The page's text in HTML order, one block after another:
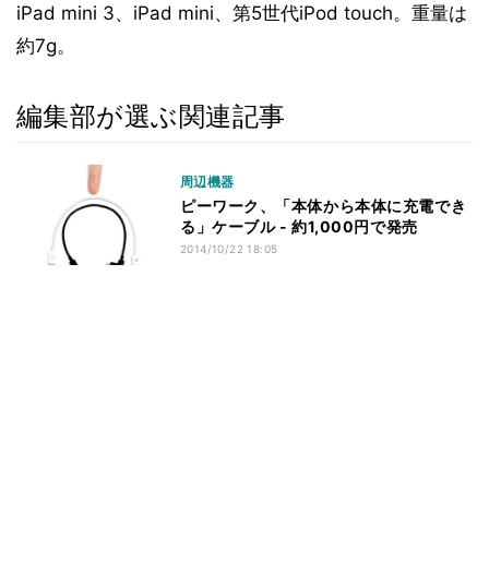
iPad mini 3、iPad mini、第5世代iPod touch。重量は
約7g。
編集部が選ぶ関連記事
周辺機器
ピーワーク、「本体から本体に充電でき
る」ケーブル - 約1,000円で発売
2014/10/22 18:05